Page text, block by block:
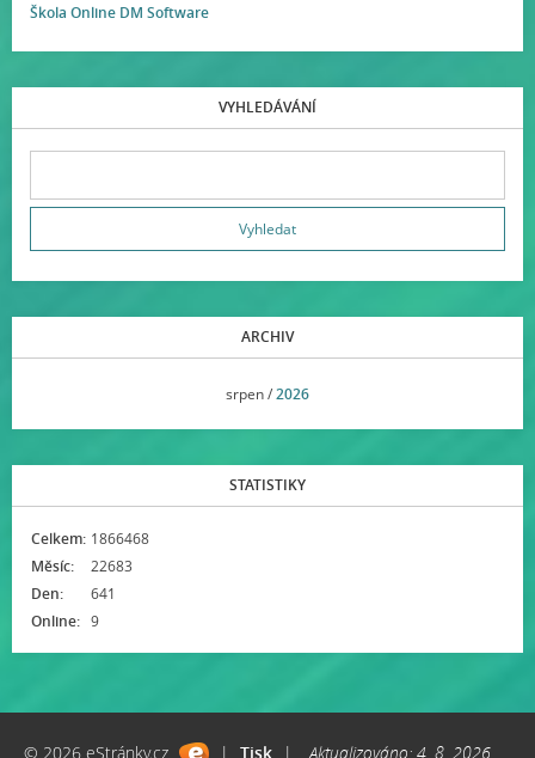
Škola Online DM Software
VYHLEDÁVÁNÍ
ARCHIV
srpen /2026
STATISTIKY
Online: 9
Celkem: 1866468
Měsíc:
22683
Den:
641
© 2026 eStránky.cz | Tisk | Aktualizováno: 4. 8. 2026